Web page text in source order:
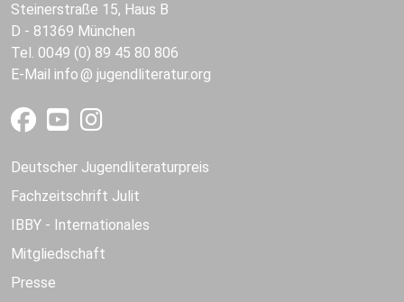
Steinerstraße 15, Haus B
D - 81369 München
Tel. 0049 (0) 89 45 80 806
E-Mail info jugendliteratur.org
Deutscher Jugendliteraturpreis
Fachzeitschrift Julit
IBBY - Internationales
Mitgliedschaft
Presse